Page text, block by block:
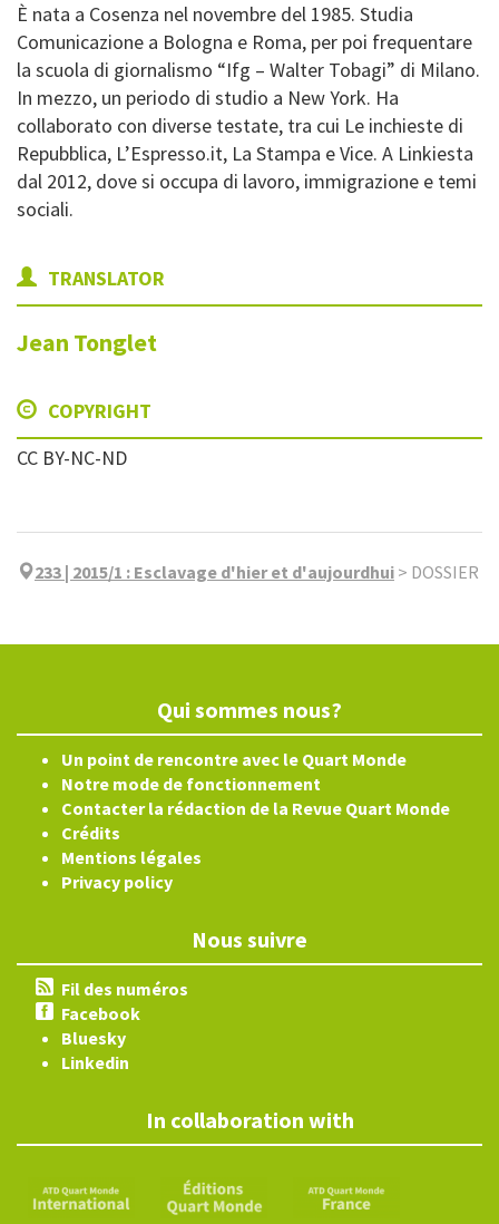
È nata a Cosenza nel novembre del 1985. Studia
Comunicazione a Bologna e Roma, per poi frequentare
la scuola di giornalismo “Ifg – Walter Tobagi” di Milano.
In mezzo, un periodo di studio a New York. Ha
collaborato con diverse testate, tra cui Le inchieste di
Repubblica, L’Espresso.it, La Stampa e Vice. A Linkiesta
dal 2012, dove si occupa di lavoro, immigrazione e temi
sociali.
TRANSLATOR
Jean Tonglet
COPYRIGHT
CC BY-NC-ND
233 | 2015/1 : Esclavage d'hier et d'aujourdhui > DOSSIER
Qui sommes nous?
Un point de rencontre avec le Quart Monde
Notre mode de fonctionnement
Contacter la rédaction de la Revue Quart Monde
Crédits
Mentions légales
Privacy policy
Nous suivre
Fil des numéros
Facebook
Bluesky
Linkedin
In collaboration with